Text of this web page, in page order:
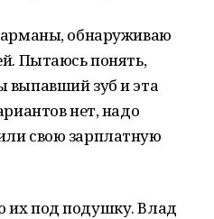
обнаруживаю
Пытаюсь понять,
выпавший зуб и эта
нет, надо
свою зарплатную
их под подушку. Влад